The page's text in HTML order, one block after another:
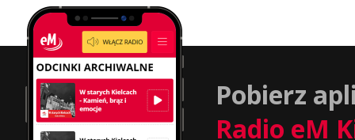
Pobierz
Radio eM